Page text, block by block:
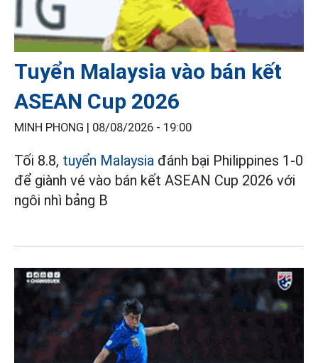
Tuyển Malaysia vào bán kết
ASEAN Cup 2026
MINH PHONG | 08/08/2026 - 19:00
Tối 8.8, tuyển Malaysia đánh bại Philippines 1-0
để giành vé vào bán kết ASEAN Cup 2026 với
ngôi nhì bảng B